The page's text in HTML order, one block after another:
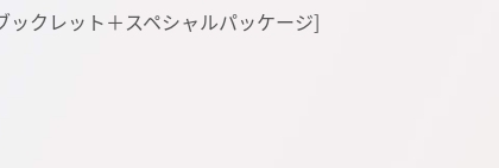
クレット＋スペシャルパッケージ]